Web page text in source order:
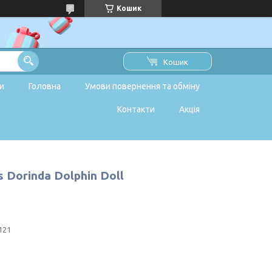
Кошик
Кошик
Головна Умови повернення та обміну
Контакти Акція
Dorinda Dolphin Doll